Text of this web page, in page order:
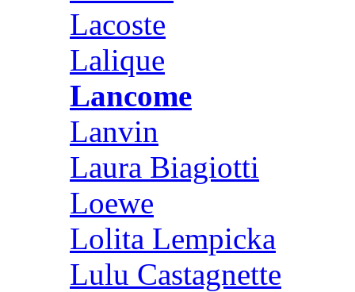
Lacoste
Lalique
Lancome
Lanvin
Laura Biagiotti
Loewe
Lolita Lempicka
Lulu Castagnette